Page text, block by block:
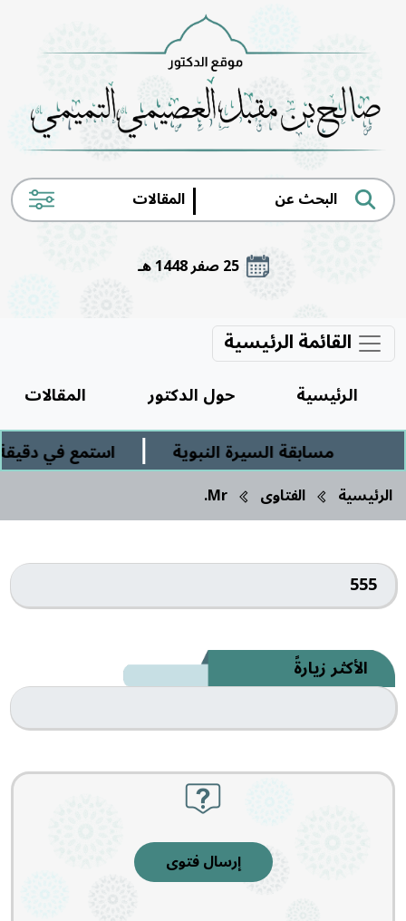
|
25 صفر 1448 هـ
القائمة الرئيسية
الرئيسية حول الدكتور
المقالات
مسابقة السيرة النبوية
| استمع في
الرئيسية الفتاوى Mr.
الأكثر زيارةً
إرسال فتوى
555